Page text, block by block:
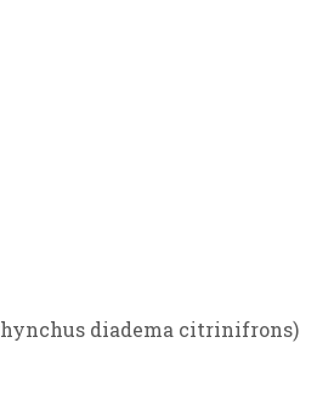
diadema citrinifrons)